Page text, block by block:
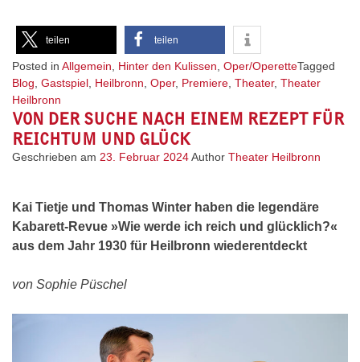
teilen teilen
Posted in Allgemein Hinter den Kulissen Oper/OperetteTagged
Blog Gastspiel Heilbronn Oper, Premiere Theater, Theater
Heilbronn
VON DER SUCHE NACH EINEM REZEPT FÜR
REICHTUM UND GLÜCK
Geschrieben am 23. Februar 2024Author Theater Heilbronn
Kai Tietje und Thomas Winter haben die legendäre
Kabarett-Revue »Wie werde ich reich und glücklich?«
aus dem Jahr 1930 für Heilbronn wiederentdeckt
von Sophie Püschel